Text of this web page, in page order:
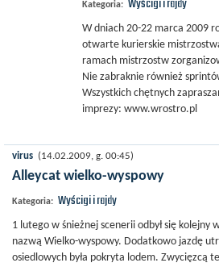
Kategoria: Wyścigi i rajdy
W dniach 20-22 marca 2009
otwarte kurierskie
ramach mistrzostw
Nie zabraknie również
Wszystkich chętnych
imprezy: www.wrostro.pl
virus (14.02.2009, g. 00:45)
Alleycat wielko-wyspowy
Kategoria: Wyścigi i rajdy
1 lutego w śnieżnej scenerii odbył się kolejny
nazwą Wielko-wyspowy. Dodatkowo jazdę
osiedlowych była pokryta lodem. Zwycięzcą